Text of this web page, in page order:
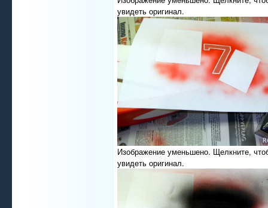
увидеть оригинал.
Изображение уменьшено. Щелкните,
увидеть оригинал.